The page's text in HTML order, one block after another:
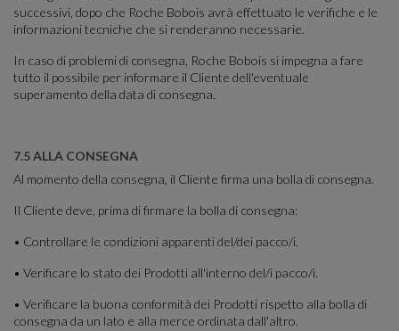
successivi, dopo che Roche Bobois avrà effettuato le verifiche e le
informazioni tecniche che si renderanno necessarie.
In caso di problemi di consegna, Roche Bobois si impegna a fare
tutto il possibile per informare il Cliente dell'eventuale
superamento della data di consegna.
7.5 ALLA CONSEGNA
Al momento della consegna, il Cliente firma una bolla di consegna.
Il Cliente deve, prima di firmare la bolla di consegna:
• Controllare le condizioni apparenti del/dei pacco/i.
• Verificare lo stato dei Prodotti all'interno del/i pacco/i.
• Verificare la buona conformità dei Prodotti rispetto alla bolla di
consegna da un lato e alla merce ordinata dall'altro.